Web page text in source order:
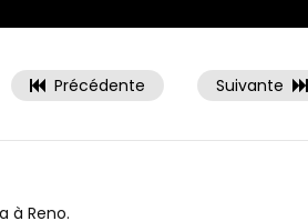
Précédente Suivante